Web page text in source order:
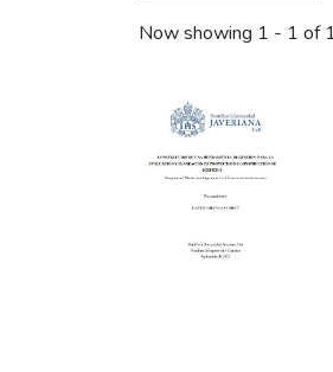
Now showing 1 - 1 of